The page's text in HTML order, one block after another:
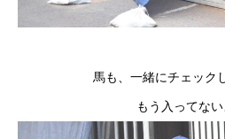
馬も、一緒にチェック
もう入ってな